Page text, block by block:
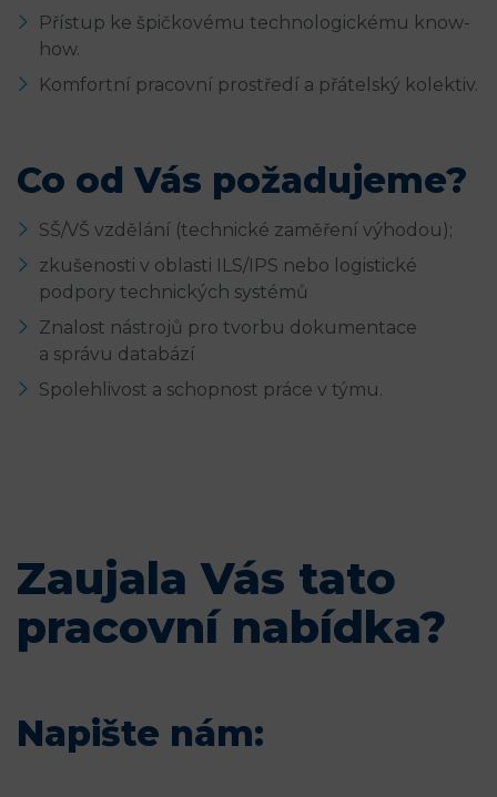
Přístup ke špičkovému technologickému know-
how.
Komfortní pracovní prostředí a přátelský kolektiv.
Co od Vás požadujeme?
SŠ/VŠ vzdělání (technické zaměření výhodou);
zkušenosti v oblasti ILS/IPS nebo logistické
podpory technických systémů
Znalost nástrojů pro tvorbu dokumentace
a správu databází
Spolehlivost a schopnost práce v týmu.
Zaujala Vás tato
pracovní nabídka?
Napište nám: